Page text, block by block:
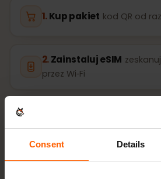
Consent Details
Kup pakiet kod QR od
Zainstaluj eSIM
przez Wi‑Fi
włącz
Argentyna
Konfiguracja zajmuje tylko 2